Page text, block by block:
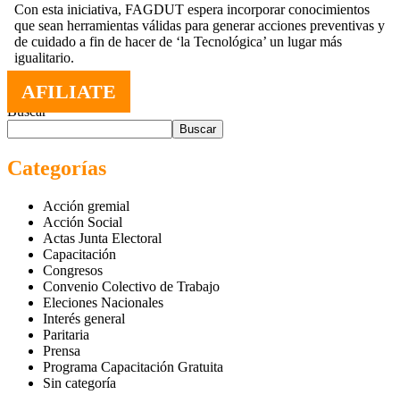
Con esta iniciativa, FAGDUT espera incorporar conocimientos
que sean herramientas válidas para generar acciones preventivas y
de cuidado a fin de hacer de ‘la Tecnológica’ un lugar más
igualitario.
AFILIATE
Buscar
Buscar
Categorías
Acción gremial
Acción Social
Actas Junta Electoral
Capacitación
Congresos
Convenio Colectivo de Trabajo
Eleciones Nacionales
Interés general
Paritaria
Prensa
Programa Capacitación Gratuita
Sin categoría